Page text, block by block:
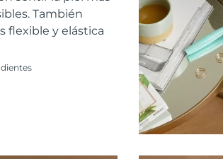
También
flexible y elástica
KIWI™
Gel